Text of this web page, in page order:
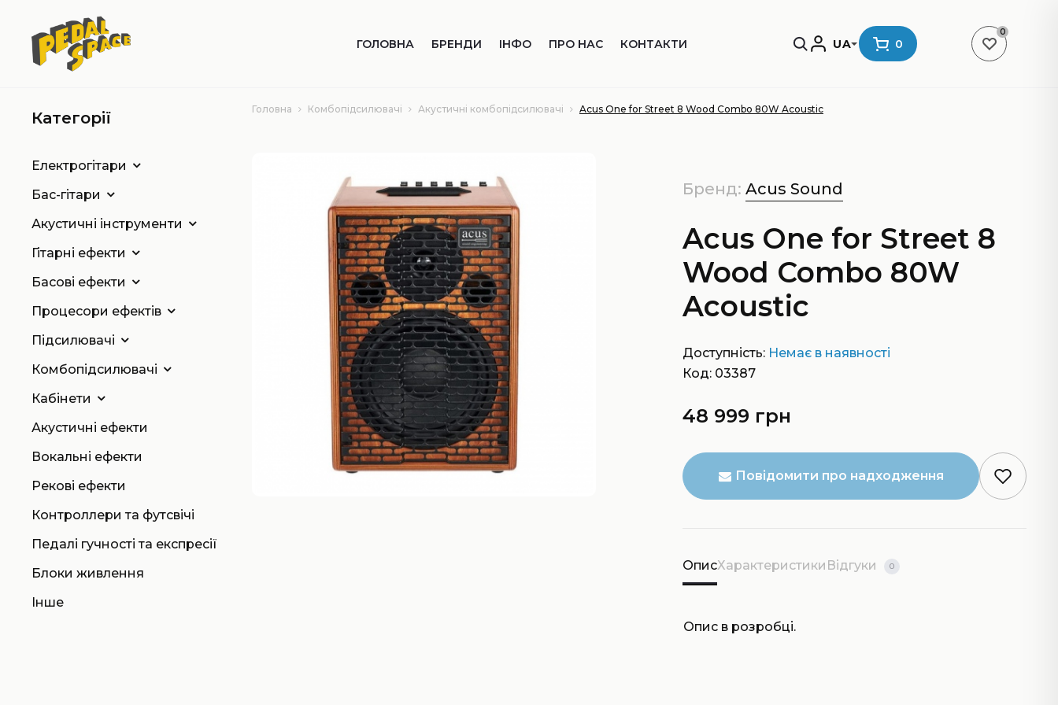
ГОЛОВНА БРЕНДИ ІНФО ПРО НАС КОНТАКТИ UA 0
0
Головна Комбопідсилювачі Акустичні комбопідсилювачі Acus One for Street 8 Wood Combo 80W Acoustic
Бренд: Acus Sound
Acus One for Street 8
Wood Combo 80W
Acoustic
Доступність: Немає в наявності
Код: 03387
48 999 грн
Повідомити про надходження
ОписХарактеристики Відгуки 0
Опис в розробці.
Категорії
Електрогітари
Бас-гітари
Акустичні інструменти
Гітарні ефекти
Басові ефекти
Процесори ефектів
Підсилювачі
Комбопідсилювачі
Кабінети
Акустичні ефекти
Вокальні ефекти
Рекові ефекти
Контроллери та футсвічі
Педалі гучності та експресії
Блоки живлення
Інше